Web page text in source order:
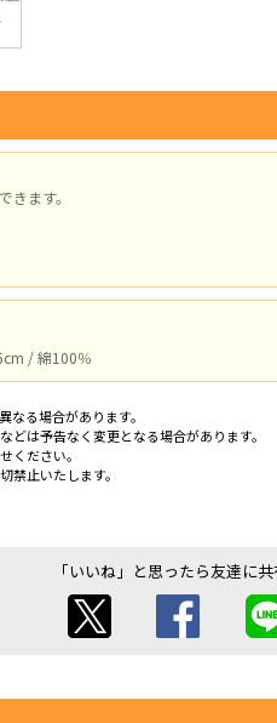
ます。
/ 綿100％
る場合があります。
は予告なく変更となる場合があります。
ください。
禁止いたします。
「いいね」と思ったら友達に共